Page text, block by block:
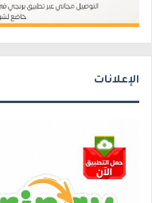
الإعلانات